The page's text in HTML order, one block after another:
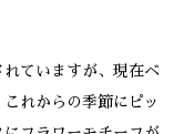
ていますが、現在ベ
れからの季節にピッ